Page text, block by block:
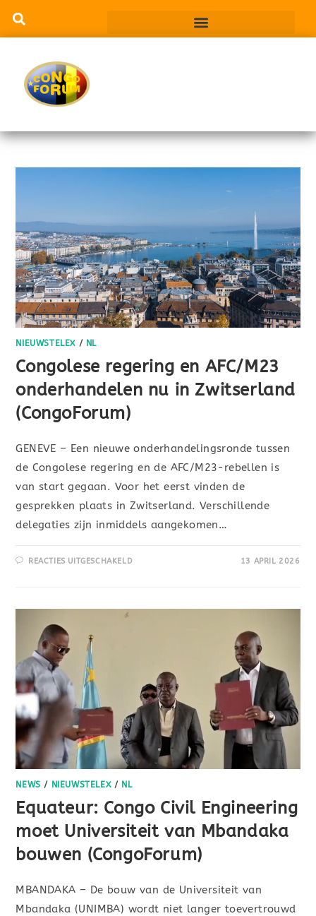
NIEUWSTELEX / NL
Congolese regering en AFC/M23
onderhandelen nu in Zwitserland
(CongoForum)
GENEVE – Een nieuwe onderhandelingsronde tussen
de Congolese regering en de AFC/M23-rebellen is
van start gegaan. Voor het eerst vinden de
gesprekken plaats in Zwitserland. Verschillende
delegaties zijn inmiddels aangekomen…
REACTIES UITGESCHAKELD 13 APRIL 2026
NEWS / NIEUWSTELEX/ NL
Equateur: Congo Civil Engineering
moet Universiteit van Mbandaka
bouwen (CongoForum)
MBANDAKA – De bouw van de Universiteit van
Mbandaka (UNIMBA) wordt niet langer toevertrouwd